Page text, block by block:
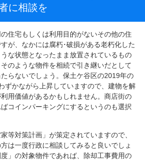
に相談を
住宅もしくは利用目的がないその他の住
が、なかには腐朽･破損がある老朽化した
な状態となったまま放置されているもの
のような物件を相続で引き継いだとして
らないでしょう。保土ケ谷区の2019年の
ずかながら上昇していますので、建物を解
用価値があるかもしれません。商店街の
コインパーキングにするというのも選択
等対策計画」が策定されていますので、
は一度行政に相談してみると良いでしょ
」の対象物件であれば、除却工事費用の